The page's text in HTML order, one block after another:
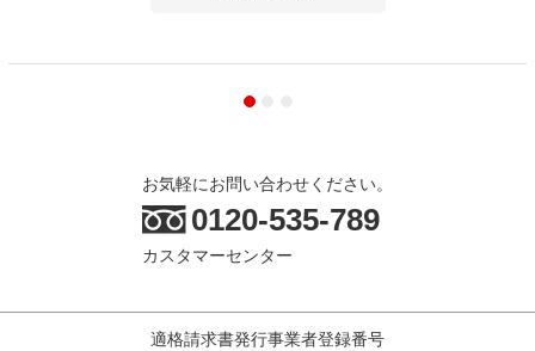
お気軽にお問い合わせください。
0120-535-789
カスタマーセンター
適格請求書発行事業者登録番号